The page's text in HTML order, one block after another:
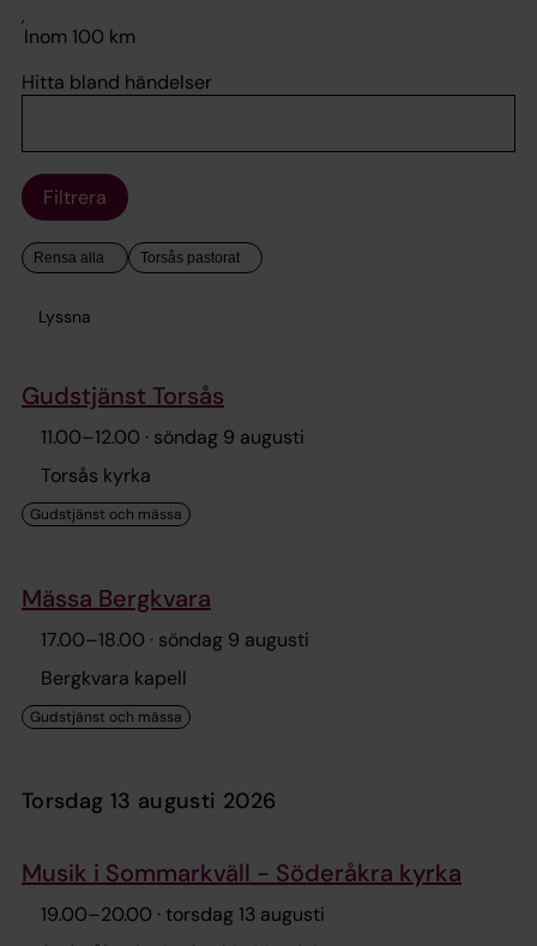
,
Hitta bland händelser
Filtrera
Lyssna
Gudstjänst Torsås
11.00–12.00 · söndag 9 augusti
Torsås kyrka
Mässa Bergkvara
17.00–18.00 · söndag 9 augusti
Bergkvara kapell
torsdag 13 augusti 2026
Musik i Sommarkväll - Söderåkra kyrka
19.00–20.00 · torsdag 13 augusti